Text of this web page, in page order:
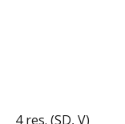
4 res. (SD, V)